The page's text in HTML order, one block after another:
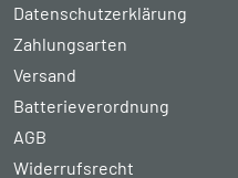
Datenschutzerklärung
Zahlungsarten
Versand
Batterieverordnung
AGB
Widerrufsrecht